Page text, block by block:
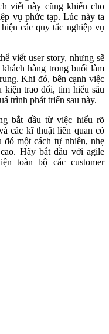
viết này cũng khiến cho
vụ phức tạp. Lúc này ta
các quy tắc nghiệp vụ
viết user story, nhưng sẽ
hàng trong buổi làm
Khi đó, bên cạnh việc
kiện trao đổi, tìm hiểu sâu
trình phát triển sau này.
bắt đầu từ việc hiểu rõ
các kĩ thuật liên quan có
đó một cách tự nhiên, nhẹ
Hãy bắt đầu với agile
toàn bộ các customer